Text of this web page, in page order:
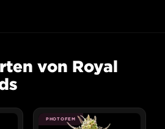
von Royal
PHOTOFEM